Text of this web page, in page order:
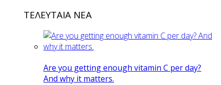
ΤΕΛΕΥΤΑΙΑ ΝΕΑ
Are you getting enough vitamin C per day?
And why it matters.